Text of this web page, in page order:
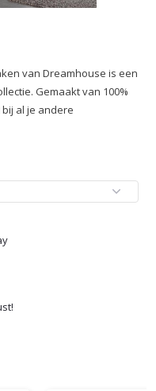
van Dreamhouse is een
Gemaakt van 100%
al je andere